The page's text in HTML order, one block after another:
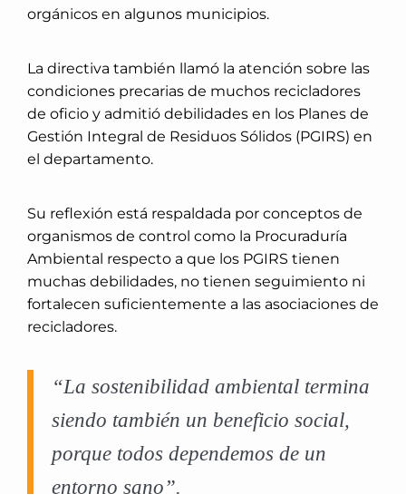
orgánicos en algunos municipios.
La directiva también llamó la atención sobre las
condiciones precarias de muchos recicladores
de oficio y admitió debilidades en los Planes de
Gestión Integral de Residuos Sólidos (PGIRS) en
el departamento.
Su reflexión está respaldada por conceptos de
organismos de control como la Procuraduría
Ambiental respecto a que los PGIRS tienen
muchas debilidades, no tienen seguimiento ni
fortalecen suficientemente a las asociaciones de
recicladores.
“La sostenibilidad ambiental termina
siendo también un beneficio social,
porque todos dependemos de un
entorno sano”.